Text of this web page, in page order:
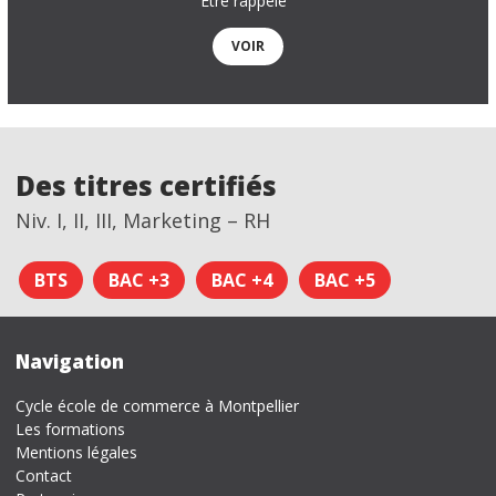
VOIR
Des titres certifiés
Niv. I, II, III, Marketing – RH
BTS BAC +3 BAC +4 BAC +5
Navigation
Cycle école de commerce à Montpellier
Les formations
Mentions légales
Contact